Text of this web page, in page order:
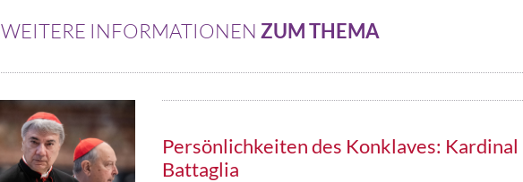
WEITERE INFORMATIONEN ZUM THEMA
Persönlichkeiten des Konklaves:
Battaglia